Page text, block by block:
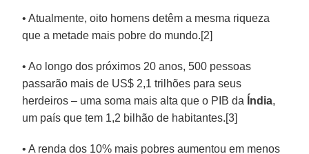
• Atualmente, oito homens detêm a mesma riqueza
que a metade mais pobre do mundo.[2]
• Ao longo dos próximos 20 anos, 500 pessoas
passarão mais de US$ 2,1 trilhões para seus
herdeiros – uma soma mais alta que o PIB da Índia,
um país que tem 1,2 bilhão de habitantes.[3]
• A renda dos 10% mais pobres aumentou em menos